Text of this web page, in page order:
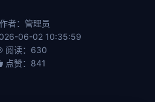
作者：管理员
06-02 10:35:59
阅读：630
点赞：841